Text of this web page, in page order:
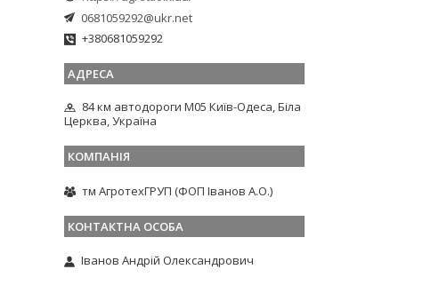
0681059292@ukr.net
+380681059292
84 км автодороги М05 Київ-Одеса, Біла
Церква, Україна
тм АгротехГРУП (ФОП Іванов А.О.)
Іванов Андрій Олександрович